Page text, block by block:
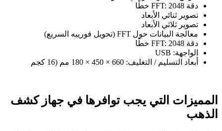
دقة FFT: 2048 خطًا
تصوير ثنائي الأبعاد
تصوير ثلاثي الأبعاد
معالجة البيانات حول FFT (تحويل فورييه السريع)
دقة FFT: 2048 خطًا
الواجهة: USB
أبعاد التسليم / التغليف: 660 × 450 × 180 مم (16 كجم
المميزات التي يجب توافرها في جهاز كشف
الذهب